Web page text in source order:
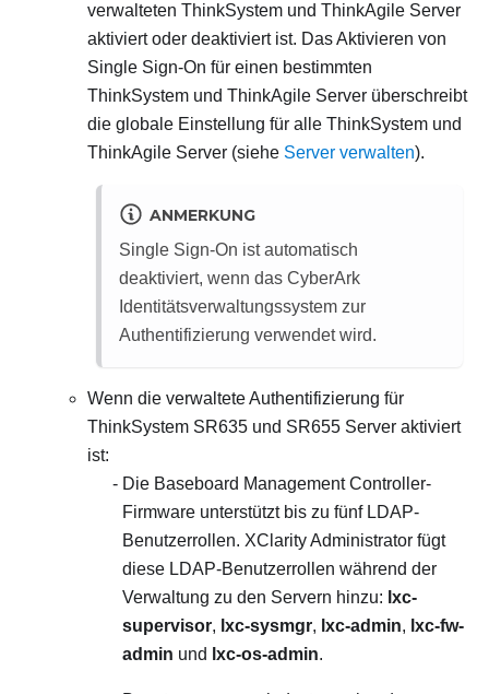
verwalteten ThinkSystem und ThinkAgile Server
aktiviert oder deaktiviert ist. Das Aktivieren von
Single Sign-On für einen bestimmten
ThinkSystem und ThinkAgile Server überschreibt
die globale Einstellung für alle ThinkSystem und
ThinkAgile Server (siehe Server verwalten).
ANMERKUNG
Single Sign-On ist automatisch
deaktiviert, wenn das CyberArk
Identitätsverwaltungssystem zur
Authentifizierung verwendet wird.
Wenn die verwaltete Authentifizierung für
ThinkSystem SR635 und SR655 Server aktiviert
ist:
Die Baseboard Management Controller-
Firmware unterstützt bis zu fünf LDAP-
Benutzerrollen. XClarity Administrator fügt
diese LDAP-Benutzerrollen während der
Verwaltung zu den Servern hinzu: lxc-
supervisor, lxc-sysmgr, lxc-admin, lxc-fw-
admin und lxc-os-admin.